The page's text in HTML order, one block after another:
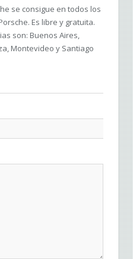
se consigue en todos los
Es libre y gratuita.
son: Buenos Aires,
Montevideo y Santiago